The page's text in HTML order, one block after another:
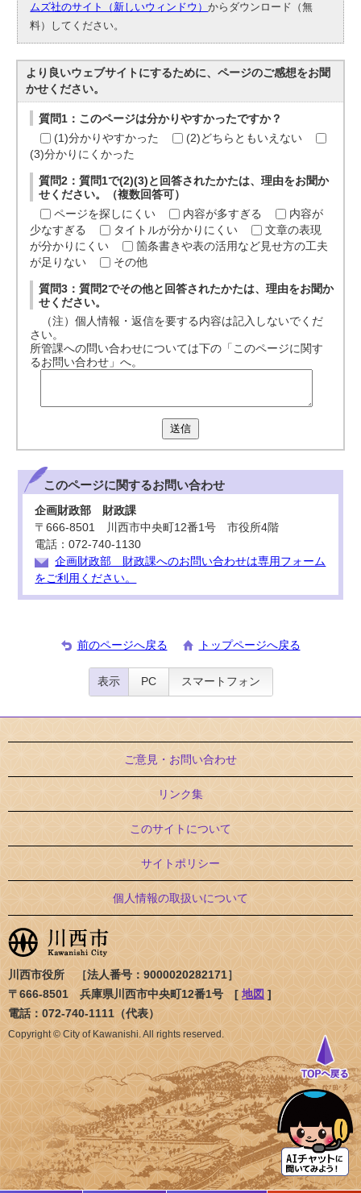
ムズ社のサイト（新しいウィンドウ）からダウンロード（無
料）してください。
より良いウェブサイトにするために、ページのご感想をお聞
かせください。
質問1：このページは分かりやすかったですか？
(1)分かりやすかった
(2)どちらともいえない
(3)分かりにくかった
質問2：質問1で(2)(3)と回答されたかたは、理由をお聞か
せください。（複数回答可）
ページを探しにくい
内容が多すぎる
内容が
少なすぎる
タイトルが分かりにくい
文章の表現
が分かりにくい
箇条書きや表の活用など見せ方の工夫
が足りない
その他
質問3：質問2でその他と回答されたかたは、理由をお聞か
せください。
（注）個人情報・返信を要する内容は記入しないでくだ
さい。
所管課への問い合わせについては下の「このページに関す
るお問い合わせ」へ。
送信
このページに関するお問い合わせ
企画財政部 財政課
〒666-8501 川西市中央町12番1号 市役所4階
電話：072-740-1130
企画財政部 財政課へのお問い合わせは専用フォーム
をご利用ください。
前のページへ戻る トップページへ戻る
表示 PC スマートフォン
ご意見・お問い合わせ
リンク集
このサイトについて
サイトポリシー
個人情報の取扱いについて
川西市役所 ［法人番号：9000020282171］
〒666-8501 兵庫県川西市中央町12番1号 [ 地図 ]
電話：072-740-1111（代表）
Copyright © City of Kawanishi. All rights reserved.